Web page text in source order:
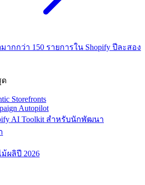
ากกว่า 150 รายการใน Shopify ปีละสอง
ด
Storefronts
Autopilot
AI Toolkit สำหรับนักพัฒนา
ผลิปี 2026